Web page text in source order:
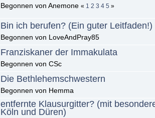
Begonnen von Anemone « 1 2 3 4 5 »
Bin ich berufen? (Ein guter Leitfaden!)
Begonnen von LoveAndPray85
Franziskaner der Immakulata
Begonnen von CSc
Die Bethlehemschwestern
Begonnen von Hemma
entfernte Klausurgitter? (mit
Köln und Düren)